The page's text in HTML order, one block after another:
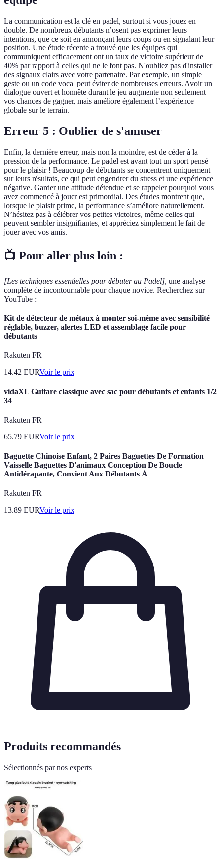
La communication est la clé en padel, surtout si vous jouez en
double. De nombreux débutants n’osent pas exprimer leurs
intentions, que ce soit en annonçant leurs coups ou en signalant leur
position. Une étude récente a trouvé que les équipes qui
communiquent efficacement ont un taux de victoire supérieur de
40% par rapport à celles qui ne le font pas. N'oubliez pas d'installer
des signaux clairs avec votre partenaire. Par exemple, un simple
geste ou un code vocal peut éviter de nombreuses erreurs. Avoir un
dialogue ouvert et honnête durant le jeu augmente non seulement
vos chances de gagner, mais améliore également l’expérience
globale sur le terrain.
Erreur 5 : Oublier de s'amuser
Enfin, la dernière erreur, mais non la moindre, est de céder à la
pression de la performance. Le padel est avant tout un sport pensé
pour le plaisir ! Beaucoup de débutants se concentrent uniquement
sur leurs résultats, ce qui peut engendrer du stress et une expérience
négative. Garder une attitude détendue et se rappeler pourquoi vous
avez commencé à jouer est primordial. Des études montrent que,
lorsque le plaisir prime, la performance s’améliore naturellement.
N’hésitez pas à célébrer vos petites victoires, même celles qui
peuvent sembler insignifiantes, et appréciez simplement le fait de
jouer avec vos amis.
📺 Pour aller plus loin :
[Les techniques essentielles pour débuter au Padel], une analyse
complète de incontournable pour chaque novice. Recherchez sur
YouTube :
Kit de détecteur de métaux à monter soi-même avec sensibilité
réglable, buzzer, alertes LED et assemblage facile pour
débutants
Rakuten FR
14.42 EURVoir le prix
vidaXL Guitare classique avec sac pour débutants et enfants 1/2
34
Rakuten FR
65.79 EURVoir le prix
Baguette Chinoise Enfant, 2 Paires Baguettes De Formation
Vaisselle Baguettes D'animaux Conception De Boucle
Antidérapante, Convient Aux Débutants À
Rakuten FR
13.89 EURVoir le prix
Produits recommandés
Sélectionnés par nos experts